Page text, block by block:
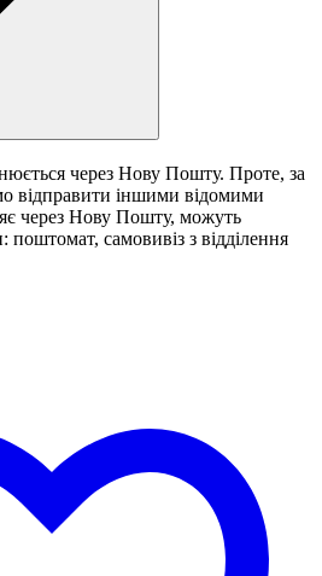
через Нову Пошту. Проте, за
відправити іншими відомими
через Нову Пошту, можуть
поштомат, самовивіз з відділення